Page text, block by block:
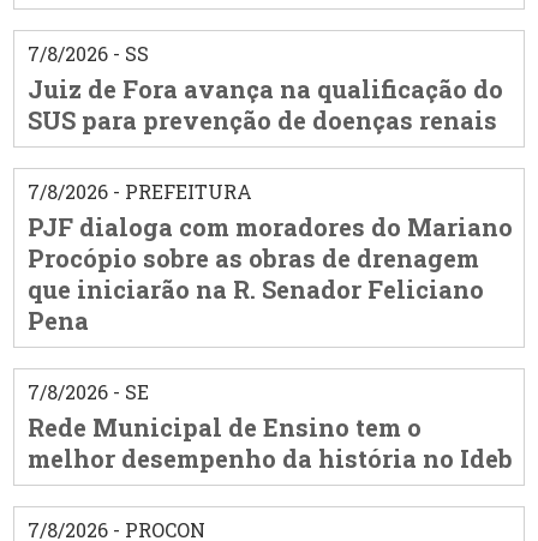
7/8/2026 - SS
Juiz de Fora avança na qualificação do
SUS para prevenção de doenças renais
7/8/2026 - PREFEITURA
PJF dialoga com moradores do Mariano
Procópio sobre as obras de drenagem
que iniciarão na R. Senador Feliciano
Pena
7/8/2026 - SE
Rede Municipal de Ensino tem o
melhor desempenho da história no Ideb
7/8/2026 - PROCON